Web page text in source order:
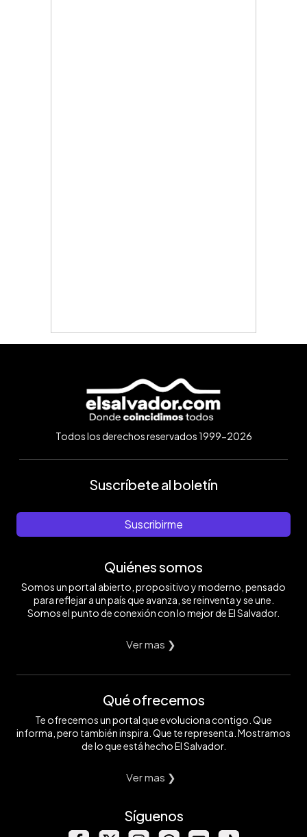
Todos los derechos reservados 1999-2026
Suscríbete al boletín
Suscribirme
Quiénes somos
Somos un portal abierto, propositivo y moderno, pensado
para reflejar a un país que avanza, se reinventa y se une.
Somos el punto de conexión con lo mejor de El Salvador.
Ver mas ❯
Qué ofrecemos
Te ofrecemos un portal que evoluciona contigo. Que
informa, pero también inspira. Que te representa. Mostramos
de lo que está hecho El Salvador.
Ver mas ❯
Síguenos